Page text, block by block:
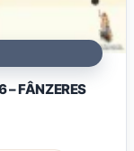
– FÂNZERES